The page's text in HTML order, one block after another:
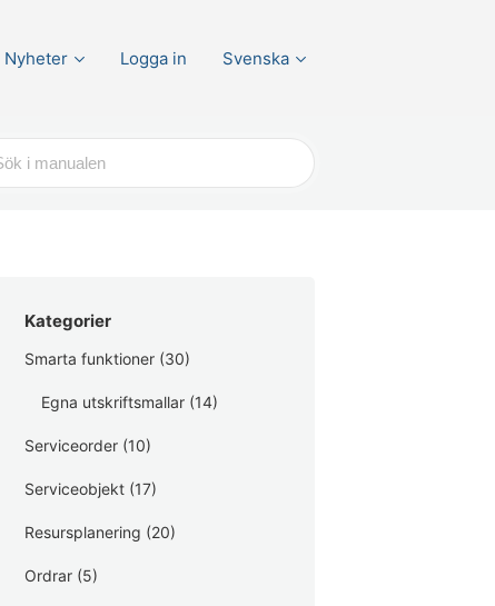
Nyheter Logga in Svenska
Kategorier
Smarta funktioner (30)
Egna utskriftsmallar (14)
Serviceorder (10)
Serviceobjekt (17)
Resursplanering (20)
Ordrar (5)